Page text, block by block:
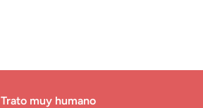
Trato muy humano